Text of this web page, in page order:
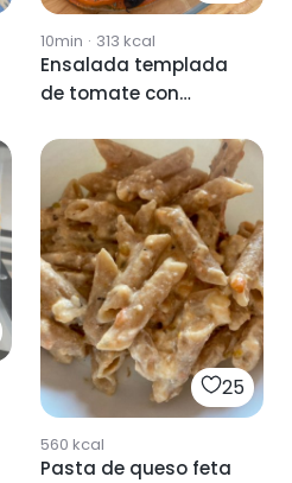
10min · 313 kcal
Ensalada templada
de tomate con
25
560 kcal
Pasta de queso feta